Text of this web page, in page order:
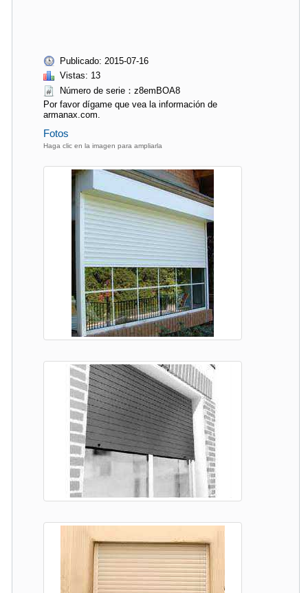
Publicado: 2015-07-16
Vistas: 13
Número de serie：z8emBOA8
Por favor dígame que vea la información de
armanax.com.
Fotos
Haga clic en la imagen para ampliarla